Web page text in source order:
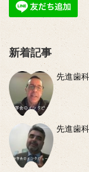
新着記事
先進歯
先進歯